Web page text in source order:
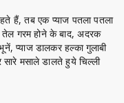
हैं, तब एक प्याज पतला पतला
तेल गरम होने के बाद, अदरक
प्याज डालकर हल्का गुलाबी
मसाले डालते हुये चिल्ली